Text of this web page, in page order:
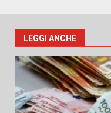
LEGGI ANCHE